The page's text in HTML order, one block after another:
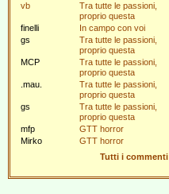
vb
Tra tutte le passioni,
proprio questa
finelli
In campo con voi
gs
Tra tutte le passioni,
proprio questa
MCP
Tra tutte le passioni,
proprio questa
.mau.
Tra tutte le passioni,
proprio questa
gs
Tra tutte le passioni,
proprio questa
mfp
GTT horror
Mirko
GTT horror
Tutti i commenti